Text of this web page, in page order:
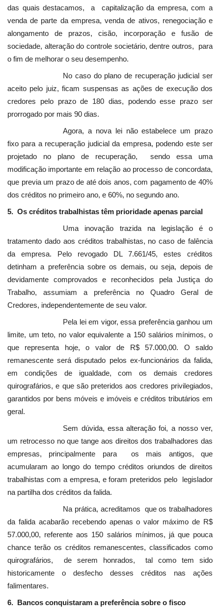
das quais destacamos, a capitalização da empresa, com a
venda de parte da empresa, venda de ativos, renegociação e
alongamento de prazos, cisão, incorporação e fusão de
sociedade, alteração do controle societário, dentre outros, para
o fim de melhorar o seu desempenho.
No caso do plano de recuperação judicial ser
aceito pelo juiz, ficam suspensas as ações de execução dos
credores pelo prazo de 180 dias, podendo esse prazo ser
prorrogado por mais 90 dias.
Agora, a nova lei não estabelece um prazo
fixo para a recuperação judicial da empresa, podendo este ser
projetado no plano de recuperação, sendo essa uma
modificação importante em relação ao processo de concordata,
que previa um prazo de até dois anos, com pagamento de 40%
dos créditos no primeiro ano, e 60%, no segundo ano.
5. Os créditos trabalhistas têm prioridade apenas parcial
Uma inovação trazida na legislação é o
tratamento dado aos créditos trabalhistas, no caso de falência
da empresa. Pelo revogado DL 7.661/45, estes créditos
detinham a preferência sobre os demais, ou seja, depois de
devidamente comprovados e reconhecidos pela Justiça do
Trabalho, assumiam a preferência no Quadro Geral de
Credores, independentemente de seu valor.
Pela lei em vigor, essa preferência ganhou um
limite, um teto, no valor equivalente a 150 salários mínimos, o
que representa hoje, o valor de R$ 57.000,00. O saldo
remanescente será disputado pelos ex-funcionários da falida,
em condições de igualdade, com os demais credores
quirografários, e que são preteridos aos credores privilegiados,
garantidos por bens móveis e imóveis e créditos tributários em
geral.
Sem dúvida, essa alteração foi, a nosso ver,
um retrocesso no que tange aos direitos dos trabalhadores das
empresas, principalmente para os mais antigos, que
acumularam ao longo do tempo créditos oriundos de direitos
trabalhistas com a empresa, e foram preteridos pelo legislador
na partilha dos créditos da falida.
Na prática, acreditamos que os trabalhadores
da falida acabarão recebendo apenas o valor máximo de R$
57.000,00, referente aos 150 salários mínimos, já que pouca
chance terão os créditos remanescentes, classificados como
quirografários, de serem honrados, tal como tem sido
historicamente o desfecho desses créditos nas ações
falimentares.
6. Bancos conquistaram a preferência sobre o fisco